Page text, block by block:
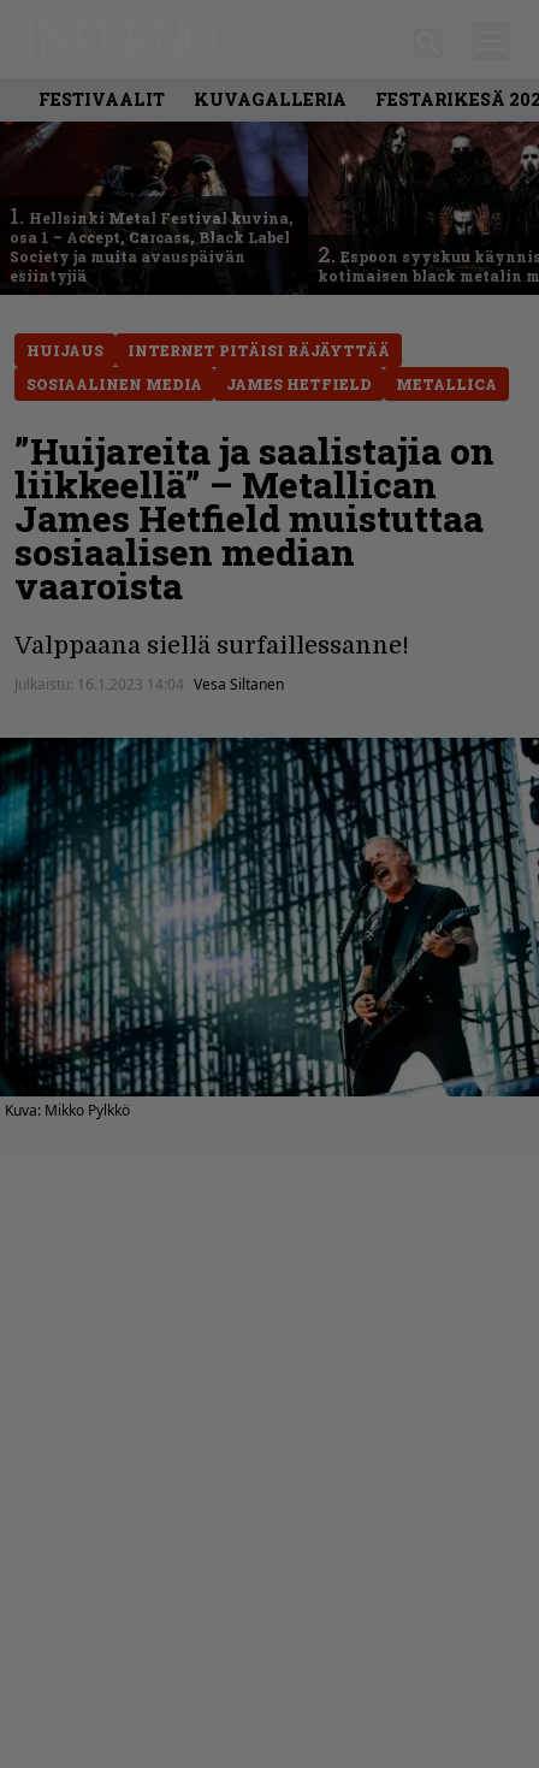
FESTIVAALIT KUVAGALLERIA FESTARIKESÄ
1. Hellsinki Metal Festival kuvina,
osa 1 – Accept, Carcass, Black Label
Society ja muita avauspäivän
esiintyjiä
2. Espoon syyskuu
kotimaisen black metalin
HUIJAUS
INTERNET PITÄISI RÄJÄYTTÄÄ
SOSIAALINEN MEDIA
JAMES HETFIELD METALLICA
”Huijareita ja saalistajia on
liikkeellä” – Metallican
James Hetfield muistuttaa
sosiaalisen median
vaaroista
Valppaana siellä surfaillessanne!
Julkaistu: 16.1.2023 14:04 Vesa Siltanen
Kuva: Mikko Pylkkö